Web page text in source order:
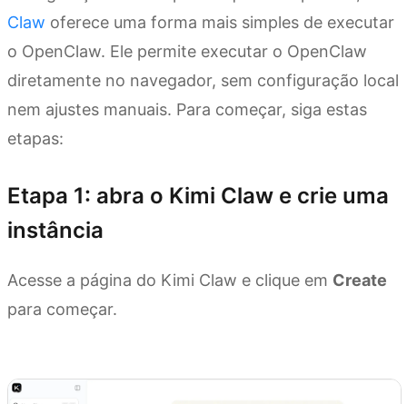
Claw oferece uma forma mais simples de executar
o OpenClaw. Ele permite executar o OpenClaw
diretamente no navegador, sem configuração local
nem ajustes manuais. Para começar, siga estas
etapas:
Etapa 1: abra o Kimi Claw e crie uma
instância
Acesse a página do Kimi Claw e clique em Create
para começar.